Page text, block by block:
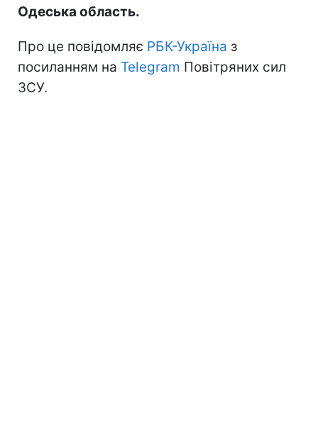
Одеська область.
Про це повідомляє РБК-Україна з
посиланням на Telegram Повітряних сил
ЗСУ.